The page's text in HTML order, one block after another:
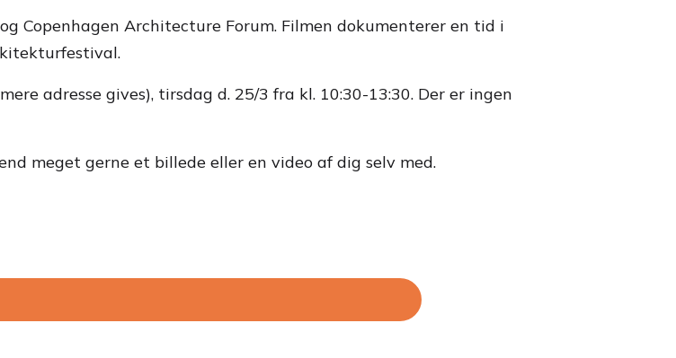
Copenhagen Architecture Forum. Filmen dokumenterer en tid i
adresse gives), tirsdag d. 25/3 fra kl. 10:30-13:30. Der er ingen
meget gerne et billede eller en video af dig selv med.